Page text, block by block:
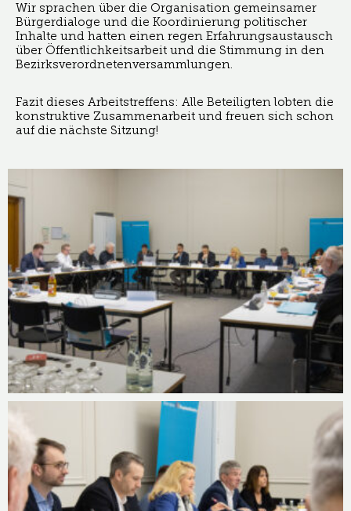
Wir sprachen über die Organisation gemeinsamer
Bürgerdialoge und die Koordinierung politischer
Inhalte und hatten einen regen Erfahrungsaustausch
über Öffentlichkeitsarbeit und die Stimmung in den
Bezirksverordnetenversammlungen.
Fazit dieses Arbeitstreffens: Alle Beteiligten lobten die
konstruktive Zusammenarbeit und freuen sich schon
auf die nächste Sitzung!